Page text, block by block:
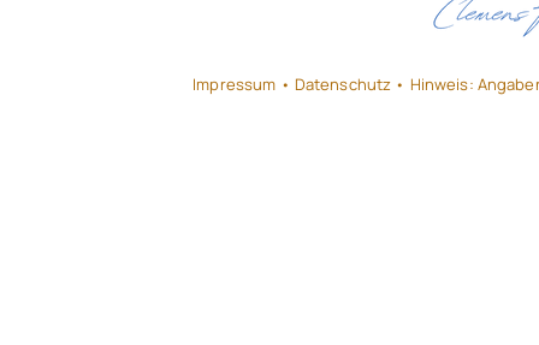
Impressum • Datenschutz • Hinweis: